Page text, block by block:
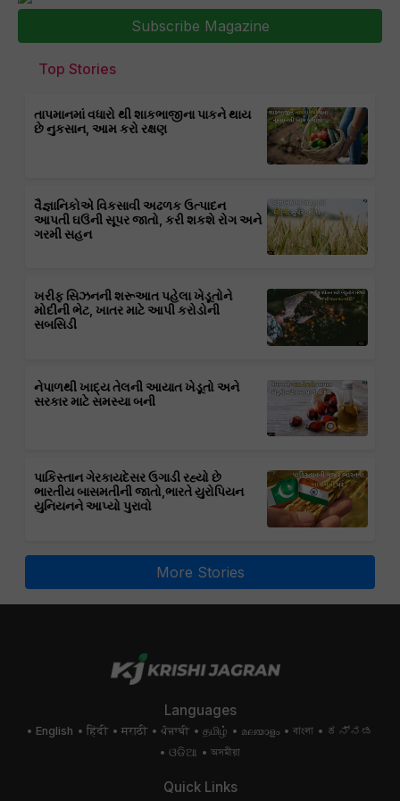
Subscribe Magazine
Top Stories
તાપમાનમાં વધારો થી શાકભાજીના પાકને થાય
છે નુકસાન, આમ કરો રક્ષણ
વૈજ્ઞાનિકોએ વિકસાવી અઢળક ઉત્પાદન
આપતી ઘઉંની સૂપર જાતો, કરી શકશે રોગ અને
ગરમી સહન
ખરીફ સિઝનની શરૂઆત પહેલા ખેડૂતોને
મોદીની ભેટ, ખાતર માટે આપી કરોડોની
સબસિડી
નેપાળથી ખાદ્ય તેલની આયાત ખેડૂતો અને
સરકાર માટે સમસ્યા બની
પાકિસ્તાન ગેરકાયદેસર ઉગાડી રહ્યો છે
ભારતીય બાસમતીની જાતો,ભારતે યુરોપિયન
યુનિયનને આપ્યો પુરાવો
More Stories
Languages
English हिंदी मराठी ਪੰਜਾਬੀ தமிழ் മലയാളം বাংলা
ಕನ್ನಡ
ଓଡିଆ
অসমীয়া
Quick Links